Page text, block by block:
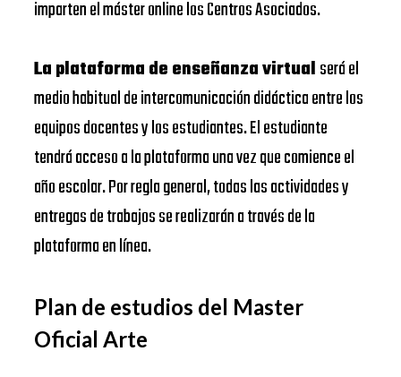
imparten el máster online los Centros Asociados.
La plataforma de enseñanza virtualserá el
medio habitual de intercomunicación didáctica entre los
equipos docentes y los estudiantes. El estudiante
tendrá acceso a la plataforma una vez que comience el
año escolar. Por regla general, todas las actividades y
entregas de trabajos se realizarán a través de la
plataforma en línea.
Plan de estudios del Master
Oficial Arte